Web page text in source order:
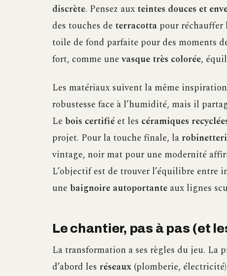
discrète. Pensez aux teintes douces et
des touches de terracotta pour réchauffer
toile de fond parfaite pour des moments
fort, comme unevasque très colorée,
Les matériaux suivent la même
robustesse face à l’humidité, mais il
Le bois certifié et les céramiques
projet. Pour la touche finale, la
vintage, noir mat pour une modernité
L’objectif est de trouver l’équilibre entre
une baignoire autoportante aux lignes
Le chantier, pas à pas (et
La transformation a ses règles du jeu. La
d’abord les réseaux (plomberie,